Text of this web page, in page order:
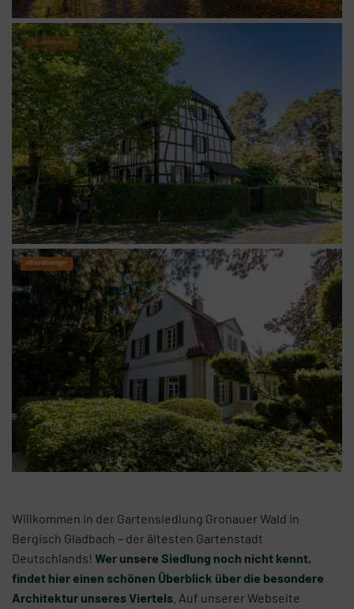
Willkommen in der Gartensiedlung Gronauer Wald in
Bergisch Gladbach – der ältesten Gartenstadt
Deutschlands! Wer unsere Siedlung noch nicht kennt,
findet hier einen schönen Überblick über die besondere
Architektur unseres Viertels . Auf unserer Webseite